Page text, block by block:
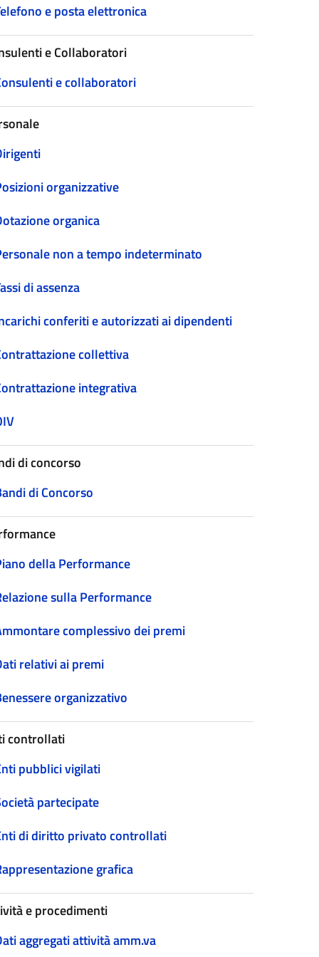
e posta elettronica
e Collaboratori
e collaboratori
organizzative
organica
non a tempo indeterminato
di assenza
conferiti e autorizzati ai dipendenti
collettiva
integrativa
di concorso
di Concorso
della Performance
sulla Performance
complessivo dei premi
relativi ai premi
organizzativo
controllati
pubblici vigilati
partecipate
di diritto privato controllati
grafica
e procedimenti
aggregati attività amm.va